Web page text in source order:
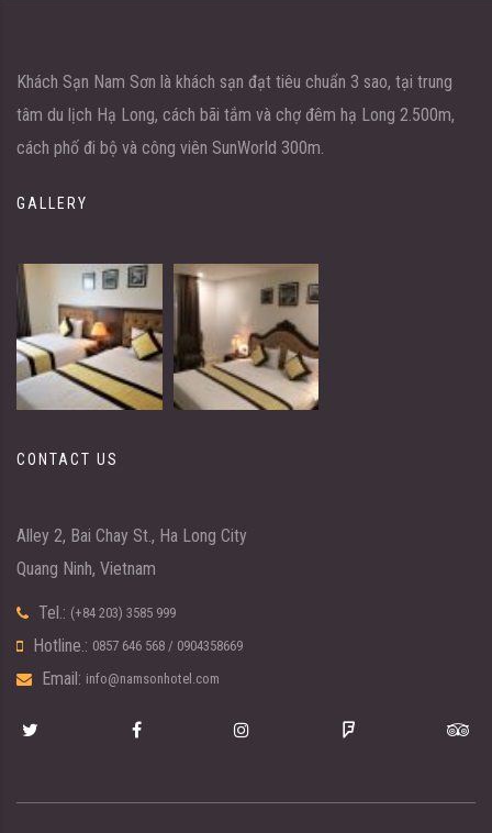
Khách Sạn Nam Sơn là khách sạn đạt tiêu chuẩn 3 sao, tại trung
tâm du lịch Hạ Long, cách bãi tắm và chợ đêm hạ Long 2.500m,
cách phố đi bộ và công viên SunWorld 300m.
GALLERY
CONTACT US
Alley 2, Bai Chay St., Ha Long City
Quang Ninh, Vietnam
Tel.: (+84 203) 3585 999
Hotline.: 0857 646 568 / 0904358669
Email: info@namsonhotel.com